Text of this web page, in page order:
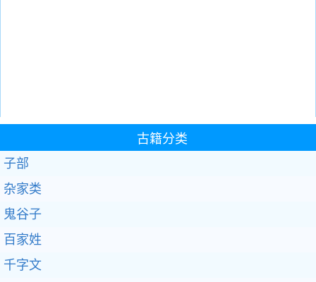
古籍分类
子部
杂家类
鬼谷子
百家姓
千字文